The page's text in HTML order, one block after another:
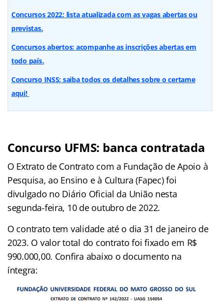
Concursos 2022: lista atualizada com as vagas abertas ou
previstas.
Concursos abertos: acompanhe as inscrições abertas em
todo país.
Concurso INSS: saiba todos os detalhes sobre o certame
aqui!
Concurso UFMS: banca contratada
O Extrato de Contrato com a Fundação de Apoio à
Pesquisa, ao Ensino e à Cultura (Fapec) foi
divulgado no Diário Oficial da União nesta
segunda-feira, 10 de outubro de 2022.
O contrato tem validade até o dia 31 de janeiro de
2023. O valor total do contrato foi fixado em R$
990.000,00. Confira abaixo o documento na
íntegra: